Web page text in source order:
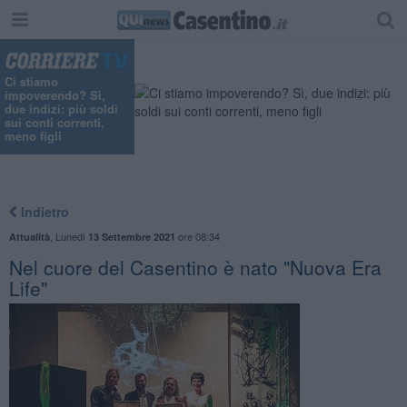
Ci stiamo
impoverendo? Sì,
due indizi: più soldi
sui conti correnti,
meno figli
Indietro
Attualità Lunedì 13 Settembre 2021 ore 08:34
Nel cuore del Casentino è nato "Nuova Era
Life"